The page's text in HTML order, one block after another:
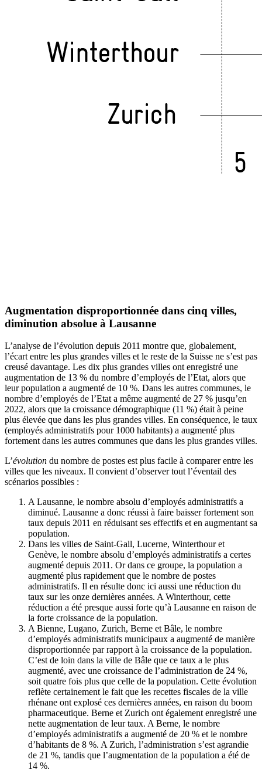
Augmentation disproportionnée dans cinq villes,
diminution absolue à Lausanne
L’analyse de l’évolution depuis 2011 montre que, globalement,
l’écart entre les plus grandes villes et le reste de la Suisse ne s’est pas
creusé davantage. Les dix plus grandes villes ont enregistré une
augmentation de 13 % du nombre d’employés de l’Etat, alors que
leur population a augmenté de 10 %. Dans les autres communes, le
nombre d’employés de l’Etat a même augmenté de 27 % jusqu’en
2022, alors que la croissance démographique (11 %) était à peine
plus élevée que dans les plus grandes villes. En conséquence, le taux
(employés administratifs pour 1000 habitants) a augmenté plus
fortement dans les autres communes que dans les plus grandes villes.
L’évolution du nombre de postes est plus facile à comparer entre les
villes que les niveaux. Il convient d’observer tout l’éventail des
scénarios possibles :
A Lausanne, le nombre absolu d’employés administratifs a
diminué. Lausanne a donc réussi à faire baisser fortement son
taux depuis 2011 en réduisant ses effectifs et en augmentant sa
population.
Dans les villes de Saint-Gall, Lucerne, Winterthour et
Genève, le nombre absolu d’employés administratifs a certes
augmenté depuis 2011. Or dans ce groupe, la population a
augmenté plus rapidement que le nombre de postes
administratifs. Il en résulte donc ici aussi une réduction du
taux sur les onze dernières années. A Winterthour, cette
réduction a été presque aussi forte qu’à Lausanne en raison de
la forte croissance de la population.
A Bienne, Lugano, Zurich, Berne et Bâle, le nombre
d’employés administratifs municipaux a augmenté de manière
disproportionnée par rapport à la croissance de la population.
C’est de loin dans la ville de Bâle que ce taux a le plus
augmenté, avec une croissance de l’administration de 24 %,
soit quatre fois plus que celle de la population. Cette évolution
reflète certainement le fait que les recettes fiscales de la ville
rhénane ont explosé ces dernières années, en raison du boom
pharmaceutique. Berne et Zurich ont également enregistré une
nette augmentation de leur taux. A Berne, le nombre
d’employés administratifs a augmenté de 20 % et le nombre
d’habitants de 8 %. A Zurich, l’administration s’est agrandie
de 21 %, tandis que l’augmentation de la population a été de
14 %.